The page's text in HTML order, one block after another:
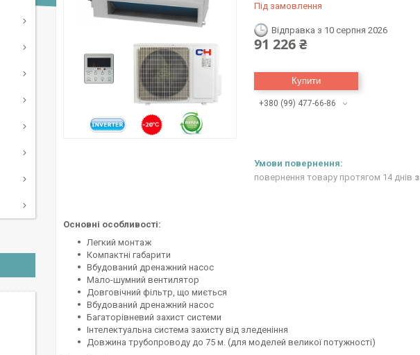
Під замовлення
Відправка з 10 серпня 2026
91 226 ₴
Купити
+380 (99) 477-66-86
повернення товару протягом 14 днів
Основні особливості:
Легкий монтаж
Компактні габарити
Вбудований дренажний насос
Мало-шумний вентилятор
Довговічний фільтр, що миється
Вбудований дренажний насос
Багаторівневий захист системи
Інтелектуальна система захисту від зледеніння
Довжина трубопроводу до 75 м. (для моделей великої потужності)